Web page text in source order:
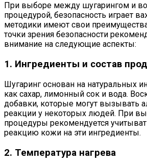
При выборе между шугарингом и
процедурой, безопасность играет
методики имеют свои
точки зрения безопасности
внимание на следующие аспекты:
1. Ингредиенты и состав
Шугаринг основан на натуральных
как сахар, лимонный сок и вода.
добавки, которые могут вызывать
реакции у некоторых людей. При
процедуры рекомендуется
реакцию кожи на эти ингредиенты.
2. Температура нагрева